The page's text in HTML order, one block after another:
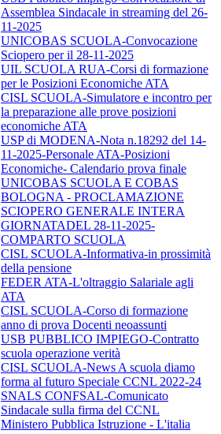
Assemblea Sindacale in streaming del 26-
11-2025
UNICOBAS SCUOLA-Convocazione
Sciopero per il 28-11-2025
UIL SCUOLA RUA-Corsi di formazione
per le Posizioni Economiche ATA
CISL SCUOLA-Simulatore e incontro per
la preparazione alle prove posizioni
economiche ATA
USP di MODENA-Nota n.18292 del 14-
11-2025-Personale ATA-Posizioni
Economiche- Calendario prova finale
UNICOBAS SCUOLA E COBAS
BOLOGNA - PROCLAMAZIONE
SCIOPERO GENERALE INTERA
GIORNATADEL 28-11-2025-
COMPARTO SCUOLA
CISL SCUOLA-Informativa-in prossimità
della pensione
FEDER ATA-L'oltraggio Salariale agli
ATA
CISL SCUOLA-Corso di formazione
anno di prova Docenti neoassunti
USB PUBBLICO IMPIEGO-Contratto
scuola operazione verità
CISL SCUOLA-News A scuola diamo
forma al futuro Speciale CCNL 2022-24
SNALS CONFSAL-Comunicato
Sindacale sulla firma del CCNL
Ministero Pubblica Istruzione - L'italia